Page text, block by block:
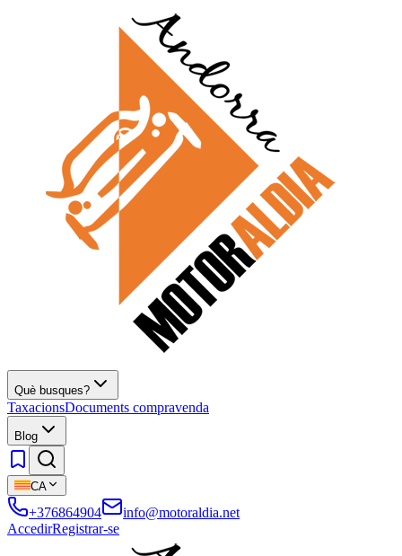
Què busques?
TaxacionsDocuments compravenda
Blog
CA
+376864904
info@motoraldia.net
AccedirRegistrar-se